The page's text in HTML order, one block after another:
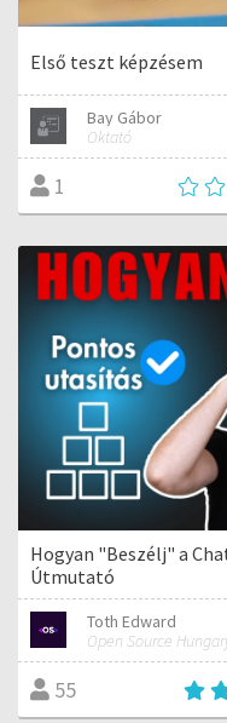
Első teszt képzésem
Bay Gábor
Oktató
1
Hogyan "Beszélj" a
Útmutató
Toth Edward
Open Source
55